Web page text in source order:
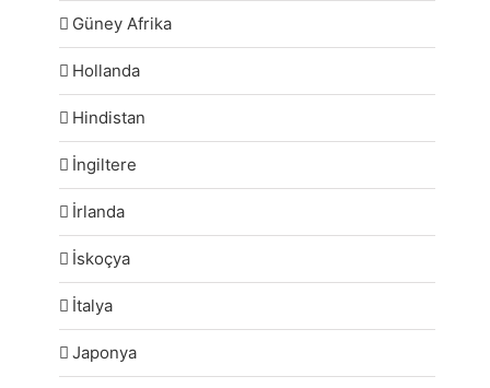
Güney Afrika
Hollanda
Hindistan
İngiltere
İrlanda
İskoçya
İtalya
Japonya